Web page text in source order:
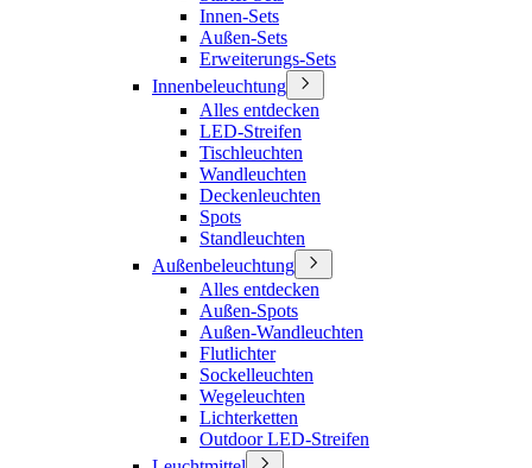
Innen-Sets
Außen-Sets
Erweiterungs-Sets
Innenbeleuchtung
Alles entdecken
LED-Streifen
Tischleuchten
Wandleuchten
Deckenleuchten
Spots
Standleuchten
Außenbeleuchtung
Alles entdecken
Außen-Spots
Außen-Wandleuchten
Flutlichter
Sockelleuchten
Wegeleuchten
Lichterketten
Outdoor LED-Streifen